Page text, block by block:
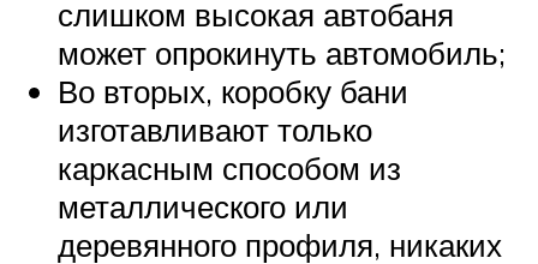
слишком высокая автобаня
может опрокинуть автомобиль;
Во вторых, коробку бани
изготавливают только
каркасным способом из
металлического или
деревянного профиля, никаких